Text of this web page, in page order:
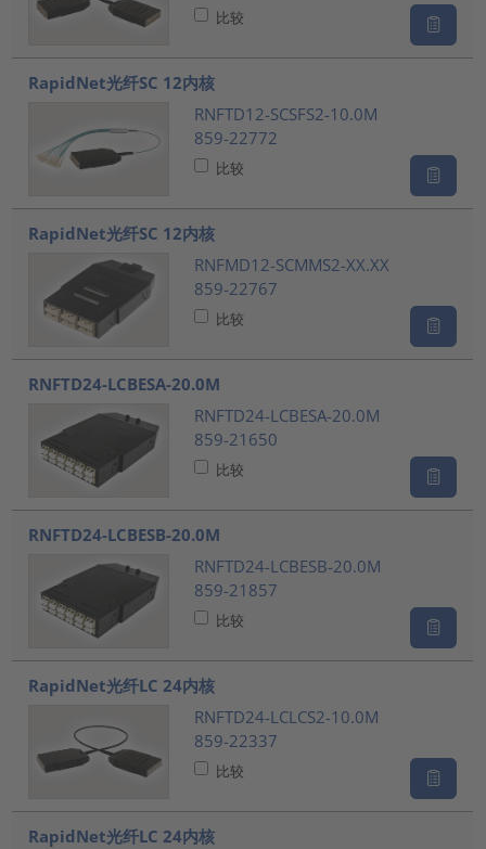
比较
RapidNet光纤SC 12内核
RNFTD12-SCSFS2-10.0M
859-22772
比较
RapidNet光纤SC 12内核
RNFMD12-SCMMS2-XX.XX
859-22767
比较
RNFTD24-LCBESA-20.0M
RNFTD24-LCBESA-20.0M
859-21650
比较
RNFTD24-LCBESB-20.0M
RNFTD24-LCBESB-20.0M
859-21857
比较
RapidNet光纤LC 24内核
RNFTD24-LCLCS2-10.0M
859-22337
比较
RapidNet光纤LC 24内核